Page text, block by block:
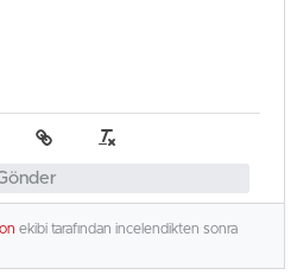
ekibi tarafından incelendikten sonra